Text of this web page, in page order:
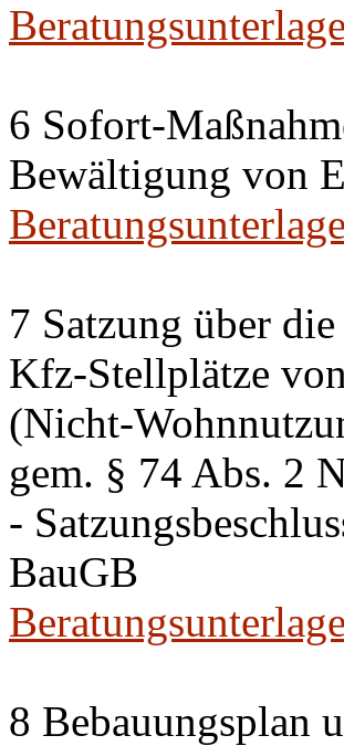
6 Sofort-
Bewältigung von
7 Satzung über
Kfz-Stellplätze
(Nicht-
gem. § 74 Abs. 2
-
BauGB
8 Bebauungsplan